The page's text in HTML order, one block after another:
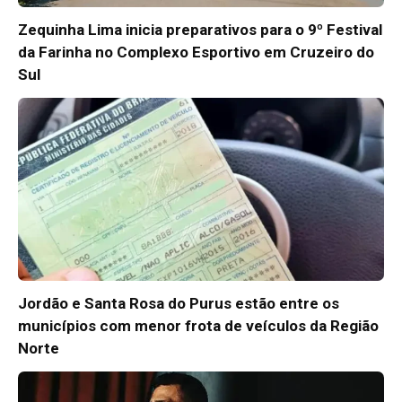
Zequinha Lima inicia preparativos para o 9º Festival
da Farinha no Complexo Esportivo em Cruzeiro do
Sul
Jordão e Santa Rosa do Purus estão entre os
municípios com menor frota de veículos da Região
Norte